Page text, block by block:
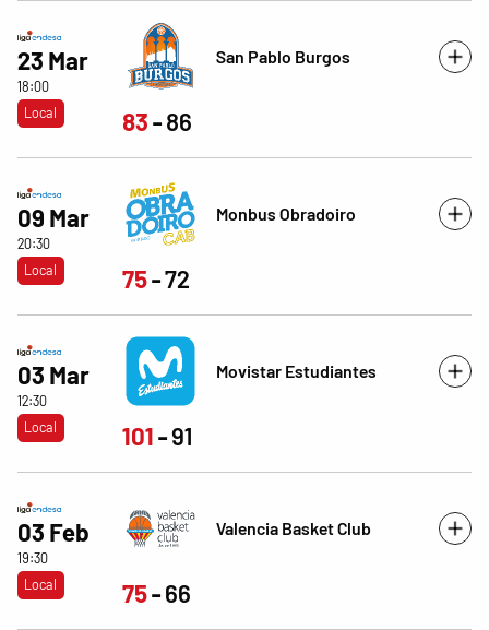
23 Mar
18:00
Local
San Pablo Burgos
83 86
09 Mar
20:30
Local
Monbus Obradoiro
75 72
03 Mar
12:30
Local
Movistar Estudiantes
101 91
03 Feb
19:30
Local
Valencia Basket Club
75 66